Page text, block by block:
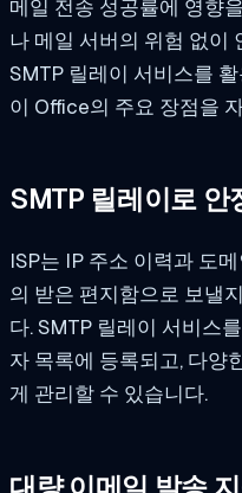
메일 전송 성공률에 영향
나 메일 서버의 위험 없이
SMTP 릴레이 서비스를
이 Office의 주요 장점을
SMTP 릴레이로 안
ISP는 IP 주소 이력과 도
의 받은 편지함으로 보낼
다. SMTP 릴레이 서비스
자 목록에 등록되고, 다양
게 관리할 수 있습니다.